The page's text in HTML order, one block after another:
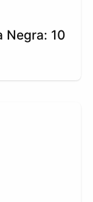
Negra: 10